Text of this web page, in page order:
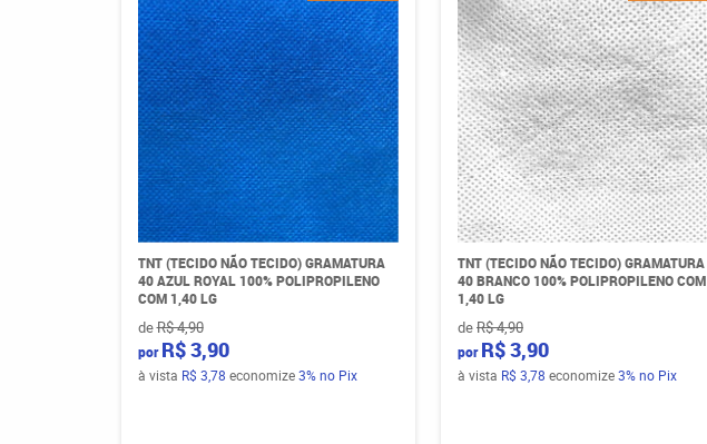
TNT (TECIDO NÃO TECIDO) GRAMATURA
40 AZUL ROYAL 100% POLIPROPILENO
COM 1,40 LG
deR$ 4,90
por R$ 3,90
à vista R$ 3,78 economize3% no Pix
TNT (TECIDO NÃO TECIDO) GRAMATURA
40 BRANCO 100% POLIPROPILENO COM
1,40 LG
deR$ 4,90
por R$ 3,90
à vista R$ 3,78 economize3%no Pix